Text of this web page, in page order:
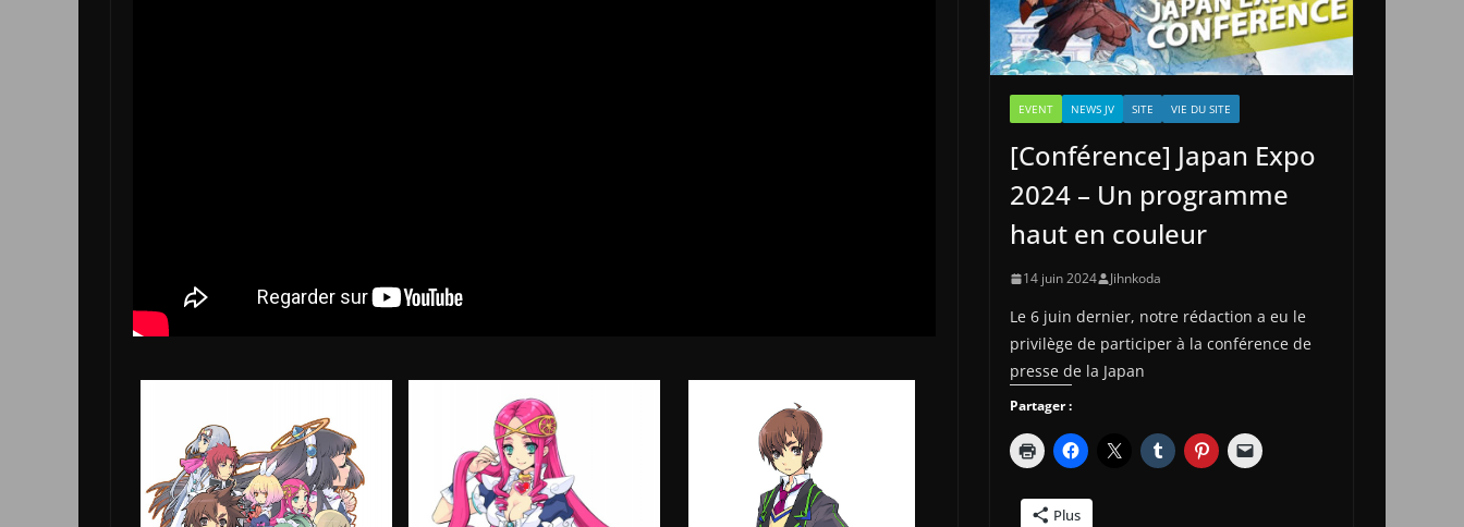
EVENT NEWS JV SITE VIE DU SITE
[Conférence] Japan Expo
2024 – Un programme
haut en couleur
14 juin 2024 Jihnkoda
Le 6 juin dernier, notre rédaction a eu le
privilège de participer à la conférence de
presse de la Japan
Partager :
Plus